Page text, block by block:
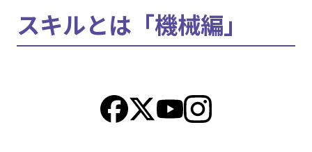
スキルとは「機械編」